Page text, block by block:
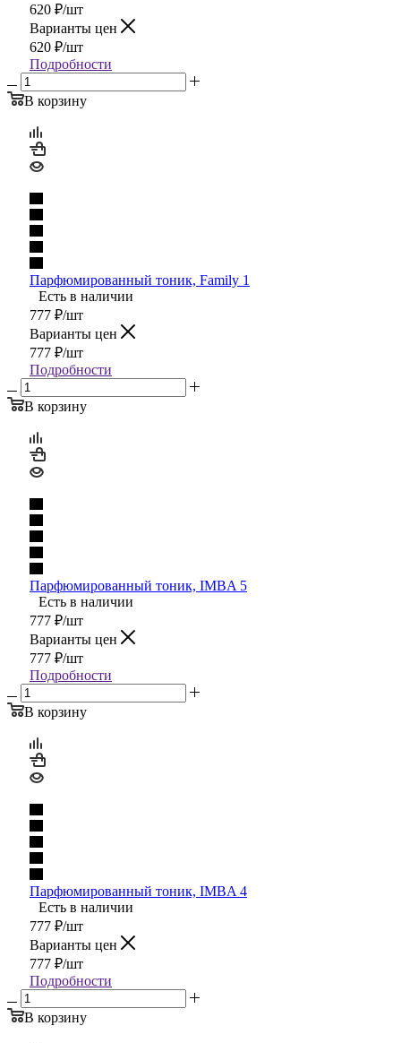
620 ₽/шт
Варианты цен
620 ₽/шт
Подробности
В корзину
Парфюмированный тоник, Family 1
Есть в наличии
777 ₽/шт
Варианты цен
777 ₽/шт
Подробности
В корзину
Парфюмированный тоник, IMBA 5
Есть в наличии
777 ₽/шт
Варианты цен
777 ₽/шт
Подробности
В корзину
Парфюмированный тоник, IMBA 4
Есть в наличии
777 ₽/шт
Варианты цен
777 ₽/шт
Подробности
В корзину